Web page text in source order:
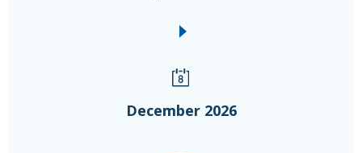
December 2026